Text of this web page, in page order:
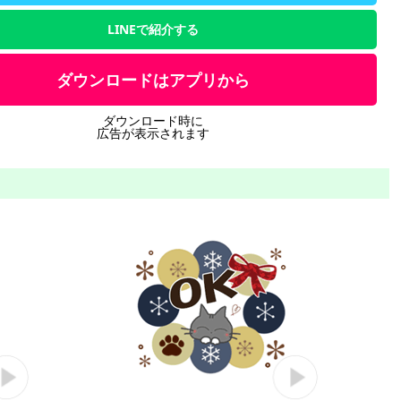
LINEで紹介する
ダウンロードはアプリから
ダウンロード時に
広告が表示されます